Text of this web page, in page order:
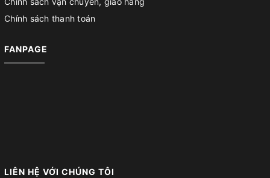
Chính sách thanh toán
FANPAGE
LIÊN HỆ VỚI CHÚNG TÔI